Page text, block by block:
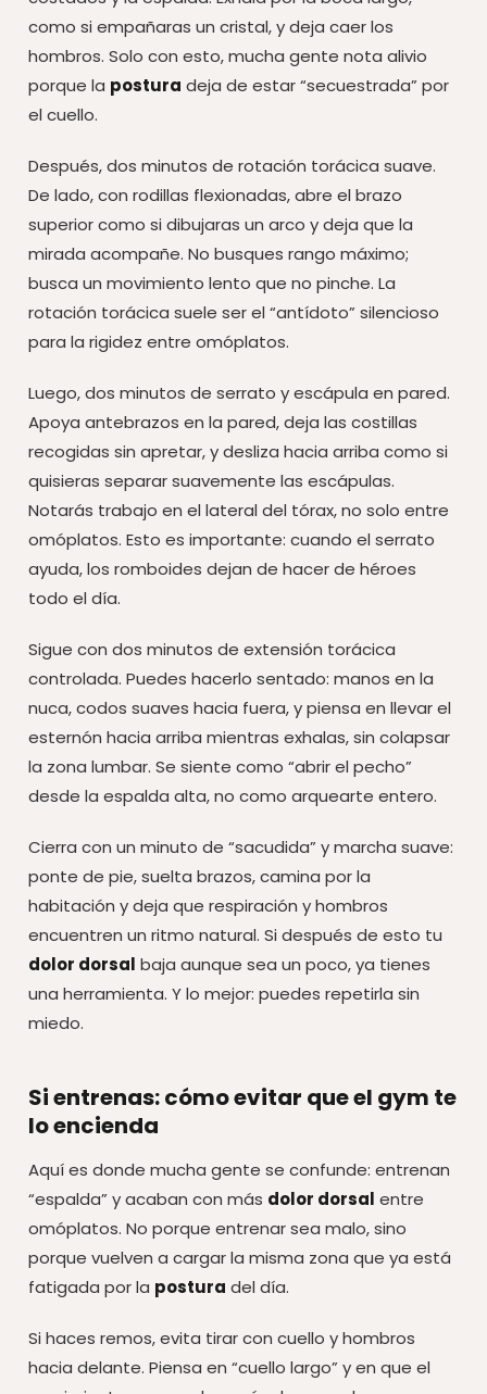
como si empañaras un cristal, y deja caer los
hombros. Solo con esto, mucha gente nota alivio
porque la postura deja de estar “secuestrada” por
el cuello.
Después, dos minutos de rotación torácica suave.
De lado, con rodillas flexionadas, abre el brazo
superior como si dibujaras un arco y deja que la
mirada acompañe. No busques rango máximo;
busca un movimiento lento que no pinche. La
rotación torácica suele ser el “antídoto” silencioso
para la rigidez entre omóplatos.
Luego, dos minutos de serrato y escápula en pared.
Apoya antebrazos en la pared, deja las costillas
recogidas sin apretar, y desliza hacia arriba como si
quisieras separar suavemente las escápulas.
Notarás trabajo en el lateral del tórax, no solo entre
omóplatos. Esto es importante: cuando el serrato
ayuda, los romboides dejan de hacer de héroes
todo el día.
Sigue con dos minutos de extensión torácica
controlada. Puedes hacerlo sentado: manos en la
nuca, codos suaves hacia fuera, y piensa en llevar el
esternón hacia arriba mientras exhalas, sin colapsar
la zona lumbar. Se siente como “abrir el pecho”
desde la espalda alta, no como arquearte entero.
Cierra con un minuto de “sacudida” y marcha suave:
ponte de pie, suelta brazos, camina por la
habitación y deja que respiración y hombros
encuentren un ritmo natural. Si después de esto tu
dolor dorsal baja aunque sea un poco, ya tienes
una herramienta. Y lo mejor: puedes repetirla sin
miedo.
Si entrenas: cómo evitar que el gym te
lo encienda
Aquí es donde mucha gente se confunde: entrenan
“espalda” y acaban con más dolor dorsal entre
omóplatos. No porque entrenar sea malo, sino
porque vuelven a cargar la misma zona que ya está
fatigada por la postura del día.
Si haces remos, evita tirar con cuello y hombros
hacia delante. Piensa en “cuello largo” y en que el